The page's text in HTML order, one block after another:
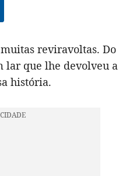
reviravoltas. Do
lar que lhe devolveu a
história.